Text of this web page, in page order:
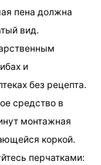
пена должна
вид.
и
без рецепта.
средство в
монтажная
коркой.
перчатками: